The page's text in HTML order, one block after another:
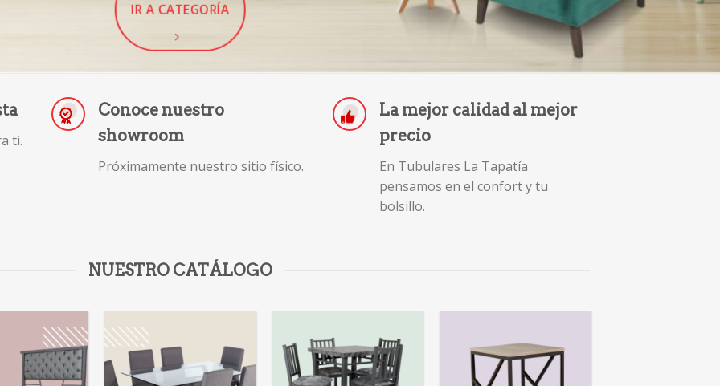
IR A CATEGORÍA
ti.
Conoce nuestro
showroom
Próximamente nuestro sitio físico.
La mejor calidad al mejor
precio
En Tubulares La Tapatía
pensamos en el confort y tu
bolsillo.
NUESTRO CATÁLOGO